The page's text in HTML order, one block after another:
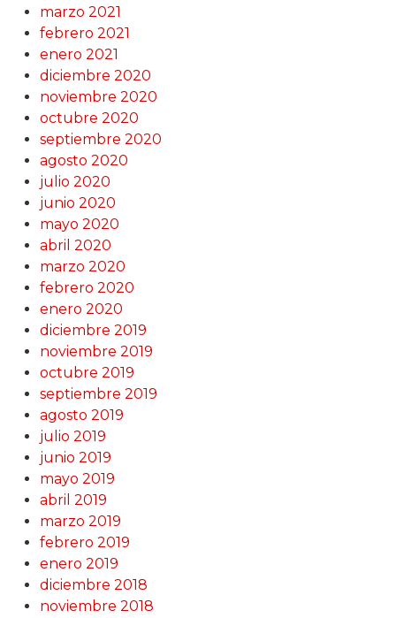
marzo 2021
febrero 2021
enero 2021
diciembre 2020
noviembre 2020
octubre 2020
septiembre 2020
agosto 2020
julio 2020
junio 2020
mayo 2020
abril 2020
marzo 2020
febrero 2020
enero 2020
diciembre 2019
noviembre 2019
octubre 2019
septiembre 2019
agosto 2019
julio 2019
junio 2019
mayo 2019
abril 2019
marzo 2019
febrero 2019
enero 2019
diciembre 2018
noviembre 2018